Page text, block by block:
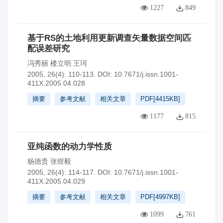
1227 849
基于RS的土地利用更新调查矢量数据空间匹
配误差研究
冯秀丽 楼立明 王珂
2005, 26(4): 110-113.
DOI: 10.7671/j.issn.1001-
411X.2005.04.028
摘要 参考文献 相关文章 PDF[4415KB]
1177 815
亚纯函数的动力学性质
杨德贵 张煜毅
2005, 26(4): 114-117.
DOI: 10.7671/j.issn.1001-
411X.2005.04.029
摘要 参考文献 相关文章 PDF[4997KB]
1099 761